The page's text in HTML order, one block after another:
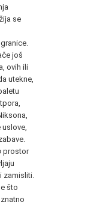
se
još
ovih ili
utekne,
prostor
zamisliti.
što